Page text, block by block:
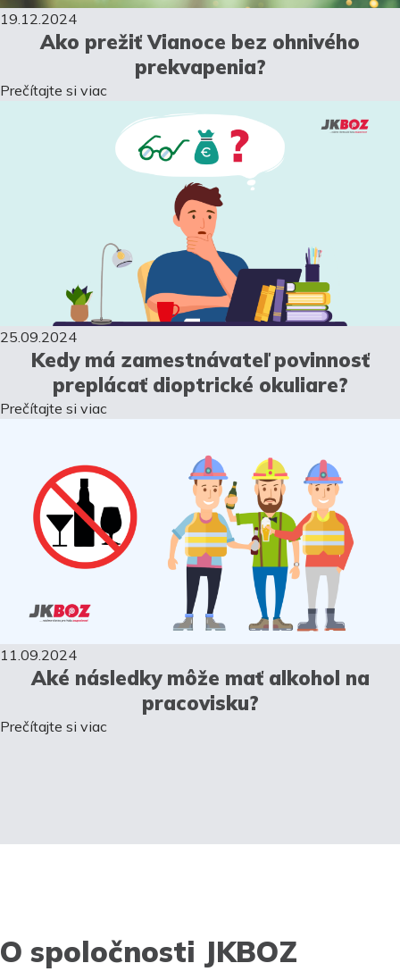
19.12.2024
Ako prežiť Vianoce bez ohnivého
prekvapenia?
Prečítajte si viac
25.09.2024
Kedy má zamestnávateľ povinnosť
preplácať dioptrické okuliare?
Prečítajte si viac
11.09.2024
Aké následky môže mať alkohol na
pracovisku?
Prečítajte si viac
O spoločnosti JKBOZ